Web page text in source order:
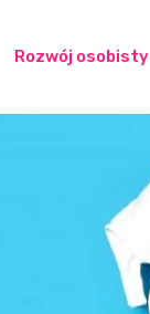
Rozwój osobisty